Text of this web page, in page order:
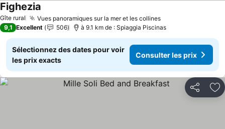
Gîte rural Vues panoramiques sur la mer et les collines
Fighezia
9,1 Excellent 506 à 9.1 km de : Spiaggia Piscinas
Sélectionnez des dates pour voir
les prix exacts
Consulter les prix
Partager